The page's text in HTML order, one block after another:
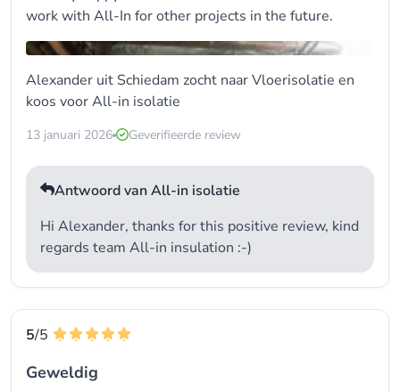
work with All-In for other projects in the future.
Alexander uit Schiedam zocht naar Vloerisolatie en
koos voorAll-in isolatie
13 januari 2026 Geverifieerde review
Antwoord van All-in isolatie
Hi Alexander, thanks for this positive review, kind
regards team All-in insulation :-)
5/5
Geweldig